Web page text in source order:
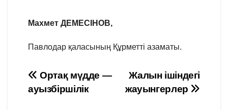
Махмет ДЕМЕСІНОВ,
Павлодар қаласының Құрметті азаматы.
Навигация
по
Жалын ішіндегі
жауынгерлер
Ортақ мүдде —
ауызбіршілік